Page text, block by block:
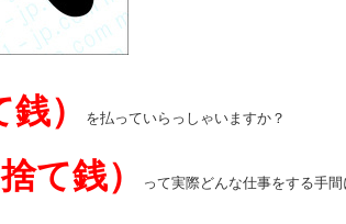
） を払っていらっしゃいますか？
て銭）
って実際どんな仕事をする手